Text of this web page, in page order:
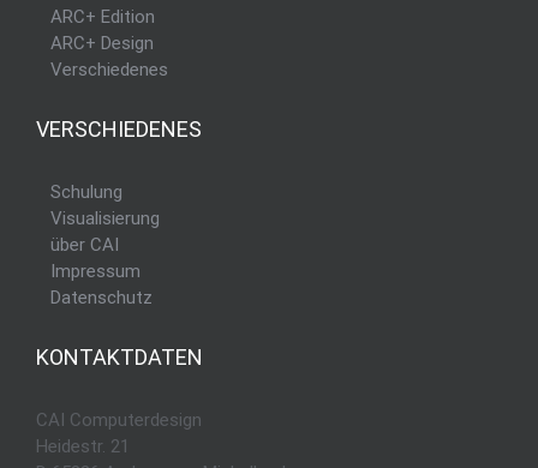
ARC+ Edition
ARC+ Design
Verschiedenes
VERSCHIEDENES
Schulung
Visualisierung
über CAI
Impressum
Datenschutz
KONTAKTDATEN
CAI Computerdesign
Heidestr. 21